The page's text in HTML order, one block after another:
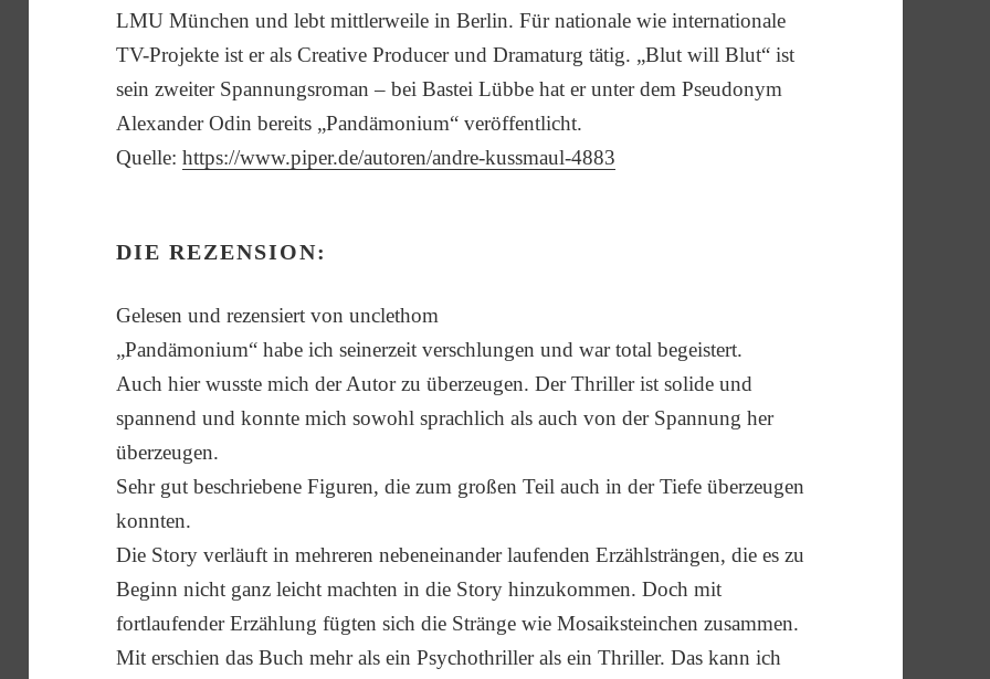
LMU München und lebt mittlerweile in Berlin. Für nationale wie internationale
TV-Projekte ist er als Creative Producer und Dramaturg tätig. „Blut will Blut“ ist
sein zweiter Spannungsroman – bei Bastei Lübbe hat er unter dem Pseudonym
Alexander Odin bereits „Pandämonium“ veröffentlicht.
Quelle:https://www.piper.de/autoren/andre-kussmaul-4883
DIE REZENSION:
Gelesen und rezensiert von unclethom
„Pandämonium“ habe ich seinerzeit verschlungen und war total begeistert.
Auch hier wusste mich der Autor zu überzeugen. Der Thriller ist solide und
spannend und konnte mich sowohl sprachlich als auch von der Spannung her
überzeugen.
Sehr gut beschriebene Figuren, die zum großen Teil auch in der Tiefe überzeugen
konnten.
Die Story verläuft in mehreren nebeneinander laufenden Erzählsträngen, die es zu
Beginn nicht ganz leicht machten in die Story hinzukommen. Doch mit
fortlaufender Erzählung fügten sich die Stränge wie Mosaiksteinchen zusammen.
Mit erschien das Buch mehr als ein Psychothriller als ein Thriller. Das kann ich